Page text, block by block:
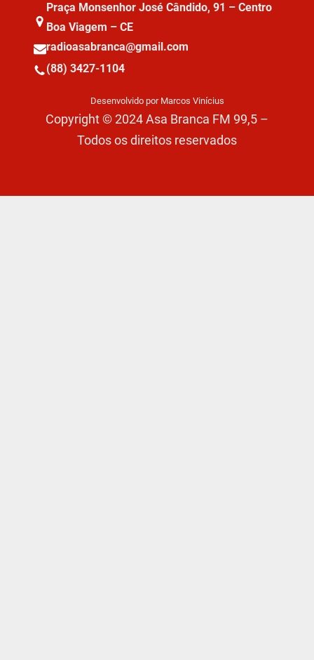
Praça Monsenhor José Cândido, 91 – Centro
Boa Viagem – CE
radioasabranca@gmail.com
(88) 3427-1104
Desenvolvido por Marcos Vinícius
Copyright © 2024 Asa Branca FM 99,5 –
Todos os direitos reservados